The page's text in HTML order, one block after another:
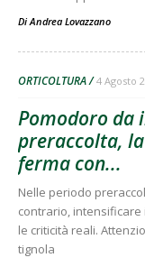
DiAndrea Lovazzano
ORTICOLTURA 4 Agosto
Pomodoro da
preraccolta,
ferma con...
Nelle periodo
contrario,
le criticità reali.
tignola